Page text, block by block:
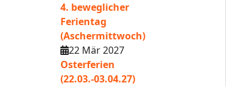
4. beweglicher
Ferientag
(Aschermittwoch)
22 Mär 2027
Osterferien
(22.03.-03.04.27)